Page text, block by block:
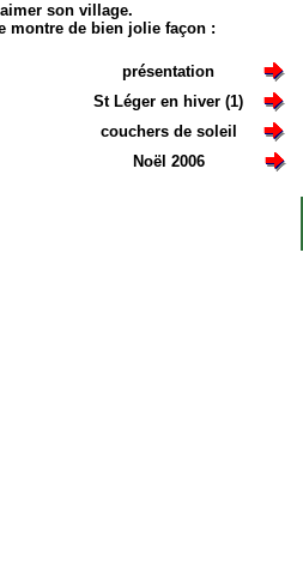
son village.
montre de bien jolie façon :
présentation
St Léger en hiver (1)
couchers de soleil
Noël 2006